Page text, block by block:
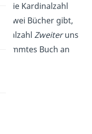
die Kardinalzahl
zwei Bücher gibt,
Zweiteruns
Buch an